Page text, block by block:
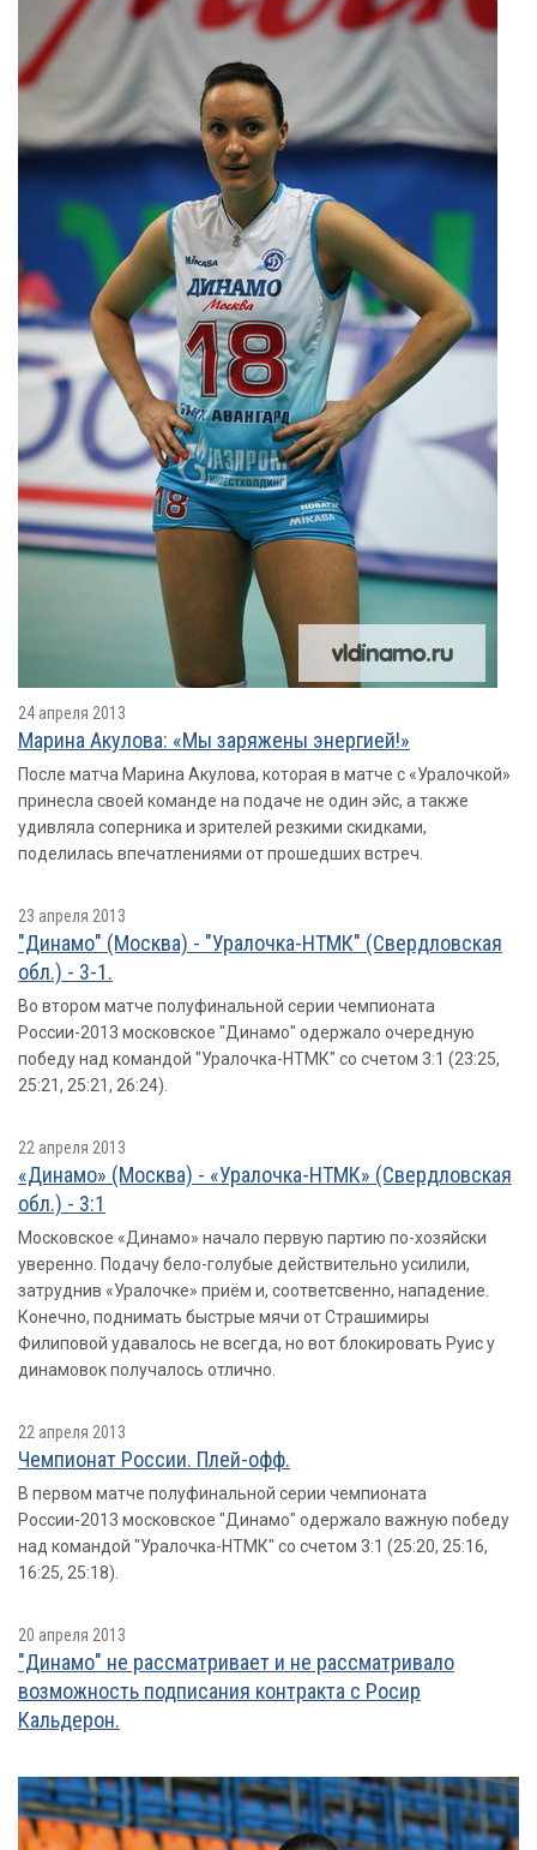
24 апреля 2013
Марина Акулова: «Мы заряжены энергией!»
После матча Марина Акулова, которая в матче с «Уралочкой»
принесла своей команде на подаче не один эйс, а также
удивляла соперника и зрителей резкими скидками,
поделилась впечатлениями от прошедших встреч.
23 апреля 2013
"Динамо" (Москва) - "Уралочка-НТМК" (Свердловская
обл.) - 3-1.
Во втором матче полуфинальной серии чемпионата
России-2013 московское "Динамо" одержало очередную
победу над командой "Уралочка-НТМК" со счетом 3:1 (23:25,
25:21, 25:21, 26:24).
22 апреля 2013
«Динамо» (Москва) - «Уралочка-НТМК» (Свердловская
обл.) - 3:1
Московское «Динамо» начало первую партию по-хозяйски
уверенно. Подачу бело-голубые действительно усилили,
затруднив «Уралочке» приём и, соответсвенно, нападение.
Конечно, поднимать быстрые мячи от Страшимиры
Филиповой удавалось не всегда, но вот блокировать Руис у
динамовок получалось отлично.
22 апреля 2013
Чемпионат России. Плей-офф.
В первом матче полуфинальной серии чемпионата
России-2013 московское "Динамо" одержало важную победу
над командой "Уралочка-НТМК" со счетом 3:1 (25:20, 25:16,
16:25, 25:18).
20 апреля 2013
"Динамо" не рассматривает и не рассматривало
возможность подписания контракта с Росир
Кальдерон.